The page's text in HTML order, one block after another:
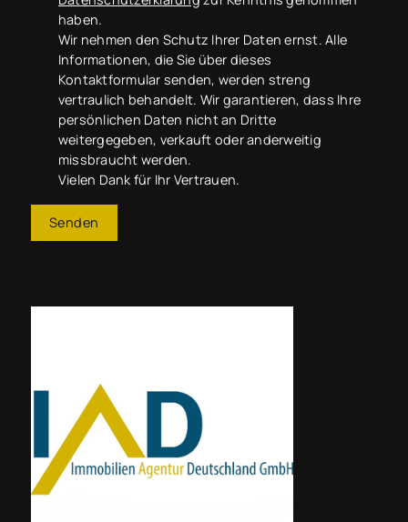
haben.
Wir nehmen den Schutz Ihrer Daten ernst. Alle
Informationen, die Sie über dieses
Kontaktformular senden, werden streng
vertraulich behandelt. Wir garantieren, dass Ihre
persönlichen Daten nicht an Dritte
weitergegeben, verkauft oder anderweitig
missbraucht werden.
Vielen Dank für Ihr Vertrauen.
Senden